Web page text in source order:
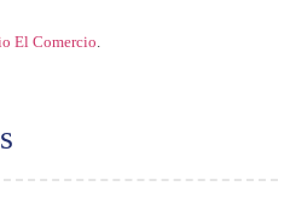
El Comercio.